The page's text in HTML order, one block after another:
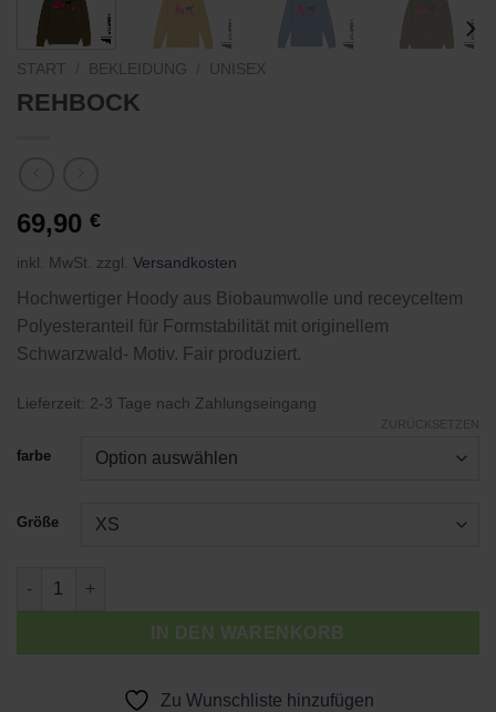
START BEKLEIDUNG UNISEX
REHBOCK
69,90 €
inkl. MwSt. zzgl. Versandkosten
Hochwertiger Hoody aus Biobaumwolle und receyceltem
Polyesteranteil für Formstabilität mit originellem
Schwarzwald- Motiv. Fair produziert.
Lieferzeit: 2-3 Tage nach Zahlungseingang
farbe
Größe
REHBOCK Menge
IN DEN WARENKORB
Zu Wunschliste hinzufügen